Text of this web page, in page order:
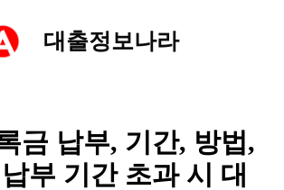
대출정보나라
금 납부, 기간, 방법,
부 기간 초과 시 대